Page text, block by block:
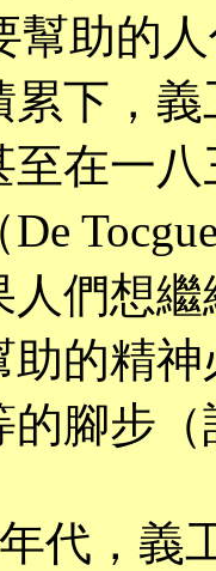
幫助的
下，
在一
人們想
助的精
腳步（
，義工